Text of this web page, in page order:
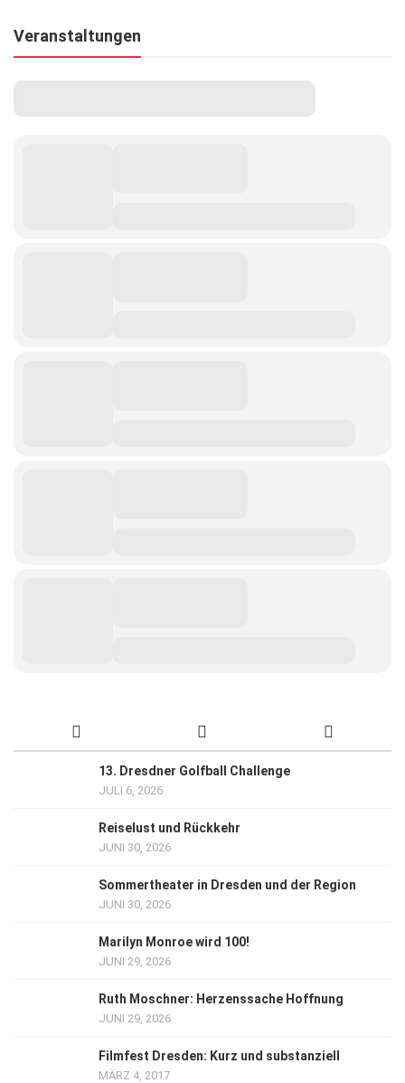
Veranstaltungen
13. Dresdner Golfball Challenge
JULI 6, 2026
Reiselust und Rückkehr
JUNI 30, 2026
Sommertheater in Dresden und der Region
JUNI 30, 2026
Marilyn Monroe wird 100!
JUNI 29, 2026
Ruth Moschner: Herzenssache Hoffnung
JUNI 29, 2026
Filmfest Dresden: Kurz und substanziell
MÄRZ 4, 2017